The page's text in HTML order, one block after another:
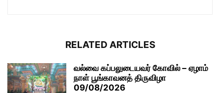
RELATED ARTICLES
வல்வை கப்பலுடையவர் கோவில் – ஏழாம்
நாள் பூங்காவனத் திருவிழா
09/08/2026